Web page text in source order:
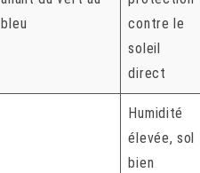
bleu
contre le
soleil
direct
Humidité
élevée, sol
bien